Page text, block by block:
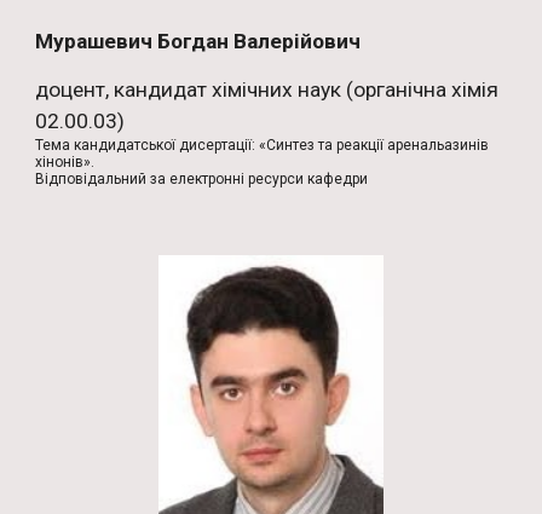
Мурашевич Богдан Валерійович
доцент, кандидат хімічних наук (органічна хімія
02.00.03)
Тема кандидатської дисертації: «Синтез та реакції аренальазинів
хінонів».
Відповідальний за електронні ресурси кафедри